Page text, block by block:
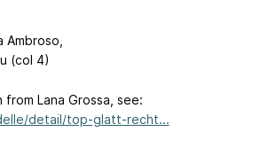
(col 4)
Lana Grossa, see:
detail/top-glatt-recht...